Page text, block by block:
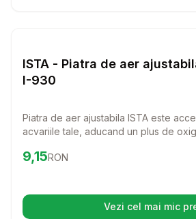
ISTA - Piatra de aer
I-930
Piatra de aer ajustabila ISTA este
acvariile tale, aducand un plus de
nu doar ca functioneaza eficient, dar
Preț:9.15
9,15RON
Vezi cel mai mic
(se